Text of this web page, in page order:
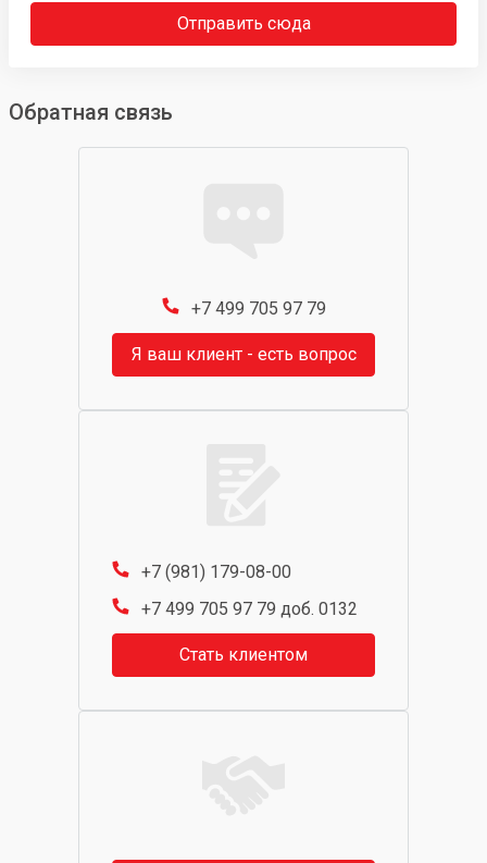
Отправить сюда
Обратная связь
+7 499 705 97 79
Я ваш клиент - есть вопрос
+7 (981) 179-08-00
+7 499 705 97 79 доб. 0132
Стать клиентом